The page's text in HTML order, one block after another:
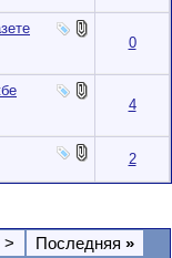
0
4
2
> Последняя »